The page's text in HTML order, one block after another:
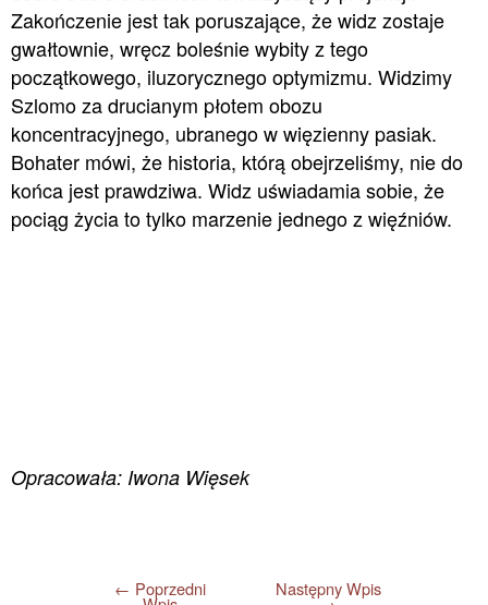
Zakończenie jest tak poruszające, że widz zostaje
gwałtownie, wręcz boleśnie wybity z tego
początkowego, iluzorycznego optymizmu. Widzimy
Szlomo za drucianym płotem obozu
koncentracyjnego, ubranego w więzienny pasiak.
Bohater mówi, że historia, którą obejrzeliśmy, nie do
końca jest prawdziwa. Widz uświadamia sobie, że
pociąg życia to tylko marzenie jednego z więźniów.
Opracowała: Iwona Więsek
← Poprzedni Następny Wpis